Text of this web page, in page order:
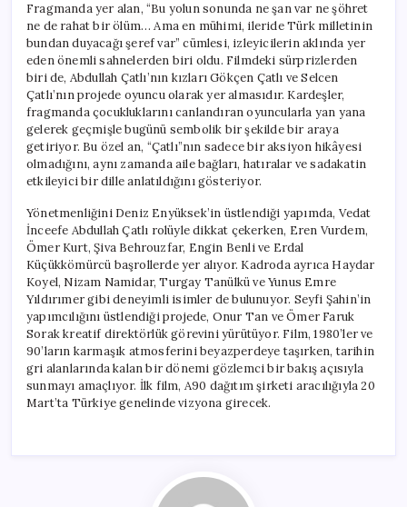
Fragmanda yer alan, “Bu yolun sonunda ne şan var ne şöhret
ne de rahat bir ölüm… Ama en mühimi, ileride Türk milletinin
bundan duyacağı şeref var” cümlesi, izleyicilerin aklında yer
eden önemli sahnelerden biri oldu. Filmdeki sürprizlerden
biri de, Abdullah Çatlı’nın kızları Gökçen Çatlı ve Selcen
Çatlı’nın projede oyuncu olarak yer almasıdır. Kardeşler,
fragmanda çocukluklarını canlandıran oyuncularla yan yana
gelerek geçmişle bugünü sembolik bir şekilde bir araya
getiriyor. Bu özel an, “Çatlı”nın sadece bir aksiyon hikâyesi
olmadığını, aynı zamanda aile bağları, hatıralar ve sadakatin
etkileyici bir dille anlatıldığını gösteriyor.
Yönetmenliğini Deniz Enyüksek’in üstlendiği yapımda, Vedat
İnceefe Abdullah Çatlı rolüyle dikkat çekerken, Eren Vurdem,
Ömer Kurt, Şiva Behrouzfar, Engin Benli ve Erdal
Küçükkömürcü başrollerde yer alıyor. Kadroda ayrıca Haydar
Koyel, Nizam Namidar, Turgay Tanülkü ve Yunus Emre
Yıldırımer gibi deneyimli isimler de bulunuyor. Seyfi Şahin’in
yapımcılığını üstlendiği projede, Onur Tan ve Ömer Faruk
Sorak kreatif direktörlük görevini yürütüyor. Film, 1980’ler ve
90’ların karmaşık atmosferini beyazperdeye taşırken, tarihin
gri alanlarında kalan bir dönemi gözlemci bir bakış açısıyla
sunmayı amaçlıyor. İlk film, A90 dağıtım şirketi aracılığıyla 20
Mart’ta Türkiye genelinde vizyona girecek.